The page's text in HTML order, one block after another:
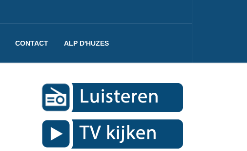
CONTACT ALP D'HUZES